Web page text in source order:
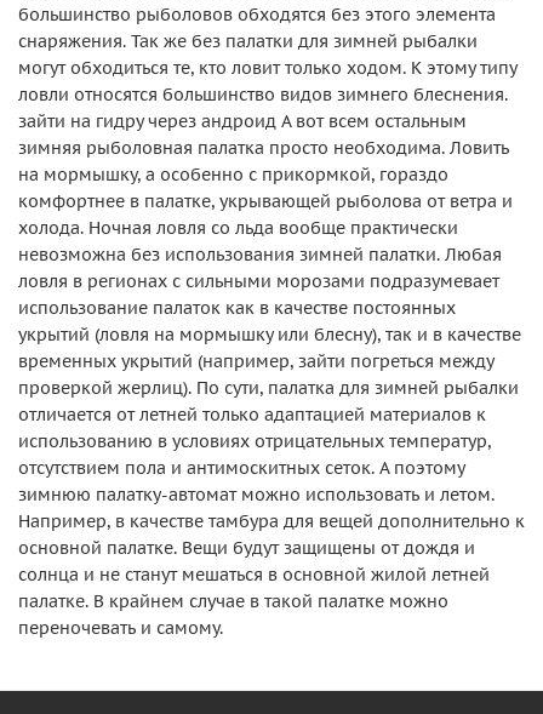
большинство рыболовов обходятся без этого элемента
снаряжения. Так же без палатки для зимней рыбалки
могут обходиться те, кто ловит только ходом. К этому типу
ловли относятся большинство видов зимнего блеснения.
зайти на гидру через андроид А вот всем остальным
зимняя рыболовная палатка просто необходима. Ловить
на мормышку, а особенно с прикормкой, гораздо
комфортнее в палатке, укрывающей рыболова от ветра и
холода. Ночная ловля со льда вообще практически
невозможна без использования зимней палатки. Любая
ловля в регионах с сильными морозами подразумевает
использование палаток как в качестве постоянных
укрытий (ловля на мормышку или блесну), так и в качестве
временных укрытий (например, зайти погреться между
проверкой жерлиц). По сути, палатка для зимней рыбалки
отличается от летней только адаптацией материалов к
использованию в условиях отрицательных температур,
отсутствием пола и антимоскитных сеток. А поэтому
зимнюю палатку-автомат можно использовать и летом.
Например, в качестве тамбура для вещей дополнительно к
основной палатке. Вещи будут защищены от дождя и
солнца и не станут мешаться в основной жилой летней
палатке. В крайнем случае в такой палатке можно
переночевать и самому.